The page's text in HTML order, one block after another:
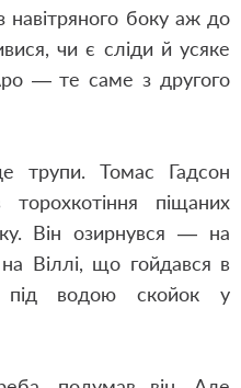
навітряного боку аж до
чи є сліди й усяке
— те саме з другого
трупи. Томас Гадсон
піщаних
Він озирнувся — на
Віллі, що гойдався в
під водою скойок у